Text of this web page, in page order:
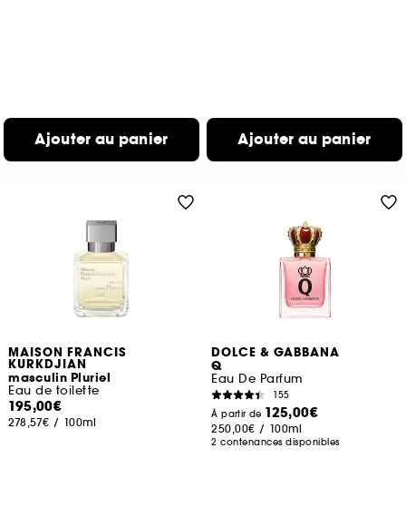
Ajouter au panier Ajouter au panier
MAISON FRANCIS
KURKDJIAN
masculin Pluriel
Eau de toilette
195,00€
278,57€ / 100ml
DOLCE & GABBANA
Q
Eau De Parfum
155
À partir de 125,00€
250,00€ / 100ml
2 contenances disponibles